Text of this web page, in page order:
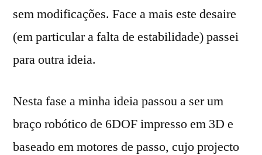
sem modificações. Face a mais este desaire
(em particular a falta de estabilidade) passei
para outra ideia.
Nesta fase a minha ideia passou a ser um
braço robótico de 6DOF impresso em 3D e
baseado em motores de passo, cujo projecto